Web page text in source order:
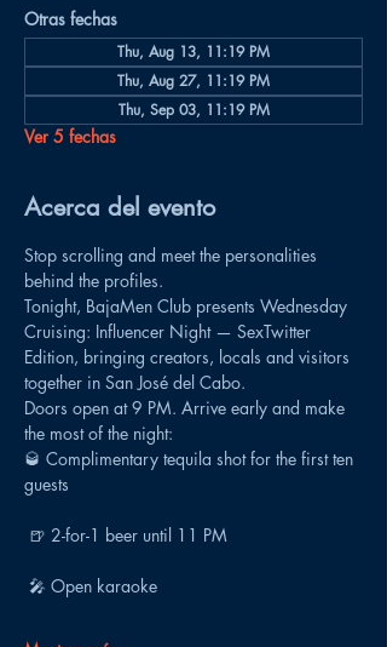
Otras fechas
Thu, Aug 13, 11:19 PM
Thu, Aug 27, 11:19 PM
Thu, Sep 03, 11:19 PM
Ver 5 fechas
Acerca del evento
Stop scrolling and meet the personalities
behind the profiles.
Tonight, BajaMen Club presents Wednesday
Cruising: Influencer Night — SexTwitter
Edition, bringing creators, locals and visitors
together in San José del Cabo.
Doors open at 9 PM. Arrive early and make
the most of the night:
🥃 Complimentary tequila shot for the first ten
guests
🍺 2-for-1 beer until 11 PM
🎤 Open karaoke